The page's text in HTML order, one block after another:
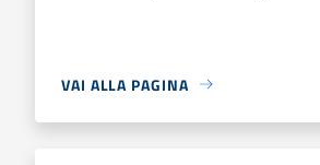
VAI ALLA PAGINA